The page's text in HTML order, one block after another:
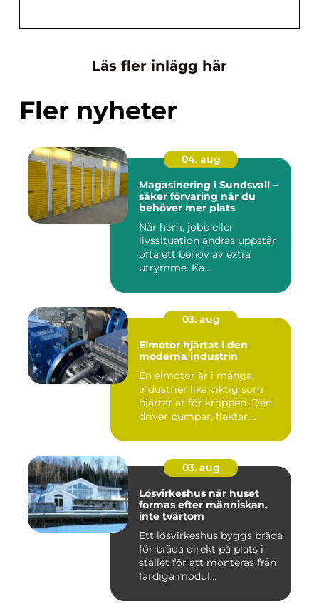
Läs fler inlägg här
Fler nyheter
04. aug
Magasinering i Sundsvall –
säker förvaring när du
behöver mer plats
När hem, jobb eller
livssituation ändras uppstår
ofta ett behov av extra
utrymme. Ka...
03. aug
Elmotor hjärtat i den
moderna industrin
En elmotor är i många
industrier lika viktig som
hjärtat är för kroppen. Den
driver pumpar, fläktar,...
03. aug
Lösvirkeshus när huset
formas efter människan,
inte tvärtom
Ett lösvirkeshus byggs bräda
för bräda direkt på plats i
stället för att monteras från
färdiga modul...